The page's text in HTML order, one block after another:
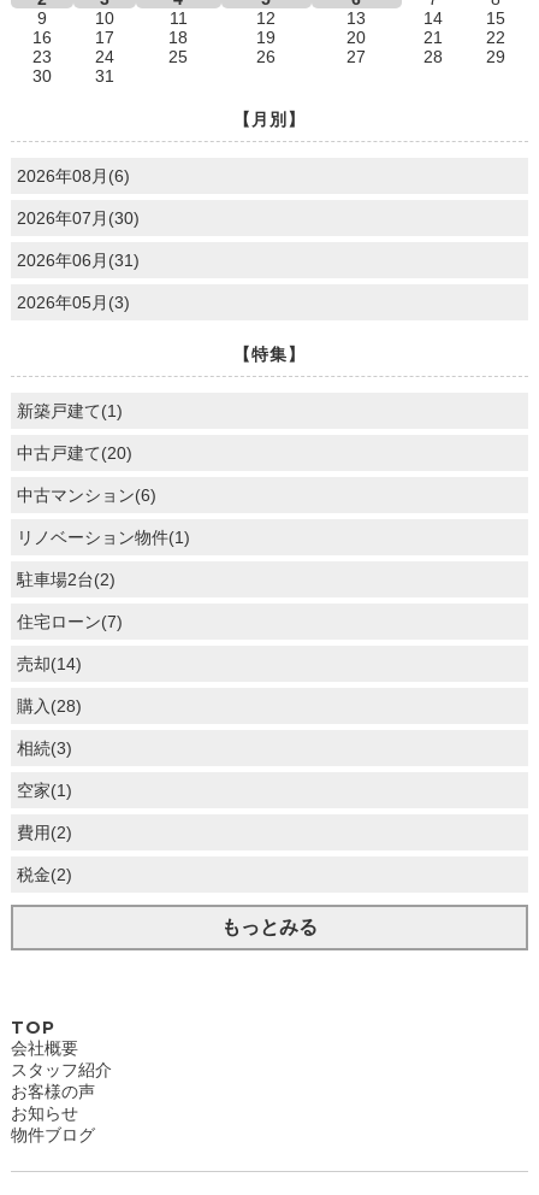
9
10 11 12 13 14
15
16
17 18 19 20 21
22
23
24 25 26 27 28
29
30
31
【月別】
2026年08月(6)
2026年07月(30)
2026年06月(31)
2026年05月(3)
【特集】
新築戸建て(1)
中古戸建て(20)
中古マンション(6)
リノベーション物件(1)
駐車場2台(2)
住宅ローン(7)
売却(14)
購入(28)
相続(3)
空家(1)
費用(2)
税金(2)
もっとみる
TOP
会社概要
スタッフ紹介
お客様の声
お知らせ
物件ブログ